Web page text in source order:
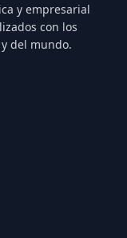
y empresarial
con los
del mundo.